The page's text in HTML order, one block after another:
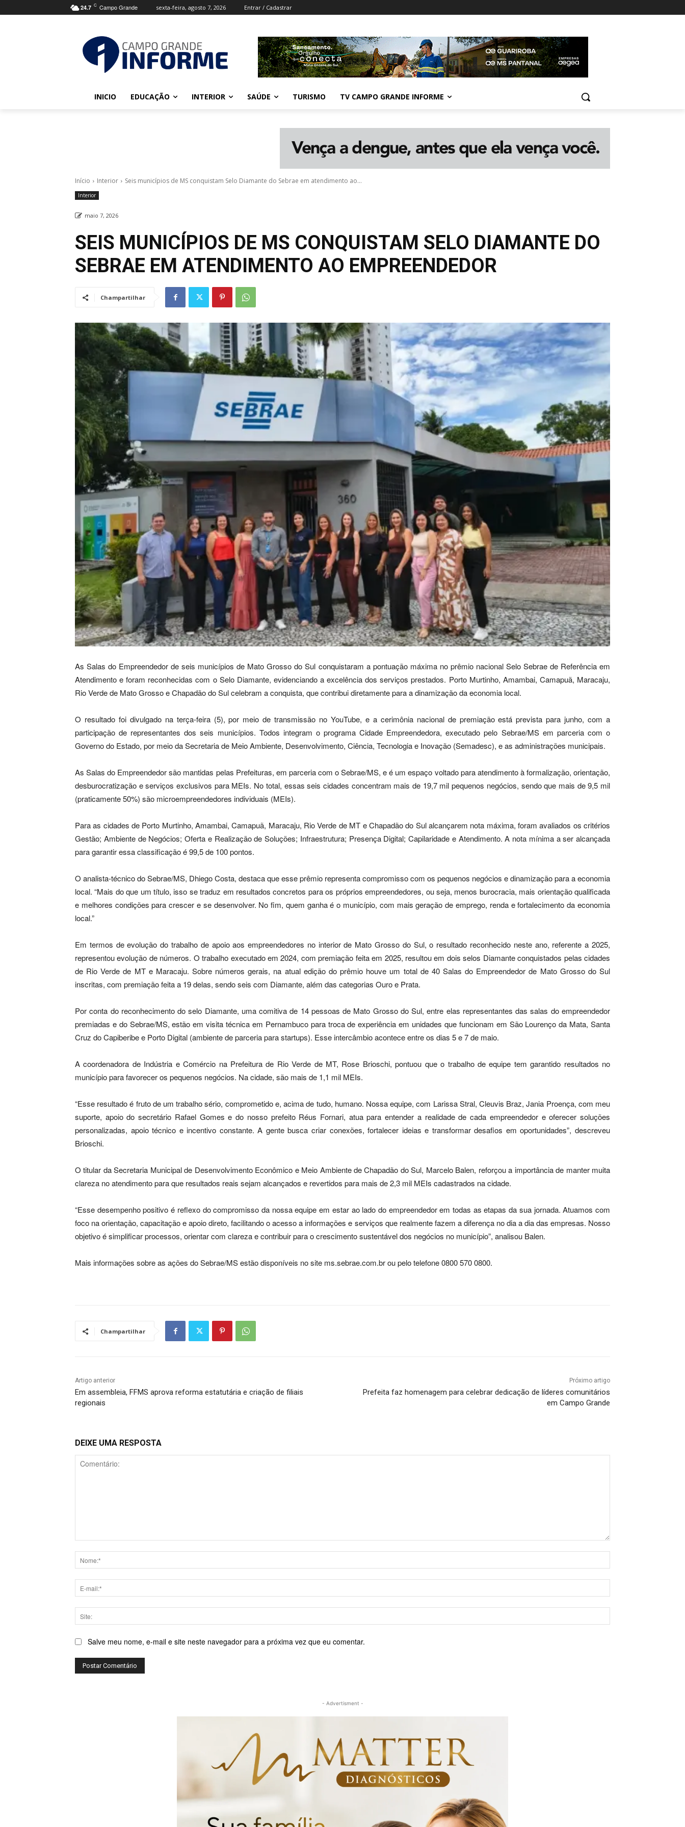
24.7 C Campo Grande sexta-feira, agosto 7, 2026 Entrar / Cadastrar
INICIO EDUCAÇÃO INTERIOR SAÚDE TURISMO TV CAMPO GRANDE INFORME
Início Interior Seis municípios de MS conquistam Selo Diamante do Sebrae em atendimento ao...
Interior
maio 7, 2026
SEIS MUNICÍPIOS DE MS CONQUISTAM SELO DIAMANTE DO
SEBRAE EM ATENDIMENTO AO EMPREENDEDOR
Champartilhar
As Salas do Empreendedor de seis municípios de Mato Grosso do Sul conquistaram a pontuação máxima no prêmio nacional Selo Sebrae de Referência em
Atendimento e foram reconhecidas com o Selo Diamante, evidenciando a excelência dos serviços prestados. Porto Murtinho, Amambai, Camapuã, Maracaju,
Rio Verde de Mato Grosso e Chapadão do Sul celebram a conquista, que contribui diretamente para a dinamização da economia local.
O resultado foi divulgado na terça-feira (5), por meio de transmissão no YouTube, e a cerimônia nacional de premiação está prevista para junho, com a
participação de representantes dos seis municípios. Todos integram o programa Cidade Empreendedora, executado pelo Sebrae/MS em parceria com o
Governo do Estado, por meio da Secretaria de Meio Ambiente, Desenvolvimento, Ciência, Tecnologia e Inovação (Semadesc), e as administrações municipais.
As Salas do Empreendedor são mantidas pelas Prefeituras, em parceria com o Sebrae/MS, e é um espaço voltado para atendimento à formalização, orientação,
desburocratização e serviços exclusivos para MEIs. No total, essas seis cidades concentram mais de 19,7 mil pequenos negócios, sendo que mais de 9,5 mil
(praticamente 50%) são microempreendedores individuais (MEIs).
Para as cidades de Porto Murtinho, Amambai, Camapuã, Maracaju, Rio Verde de MT e Chapadão do Sul alcançarem nota máxima, foram avaliados os critérios
Gestão; Ambiente de Negócios; Oferta e Realização de Soluções; Infraestrutura; Presença Digital; Capilaridade e Atendimento. A nota mínima a ser alcançada
para garantir essa classificação é 99,5 de 100 pontos.
O analista-técnico do Sebrae/MS, Dhiego Costa, destaca que esse prêmio representa compromisso com os pequenos negócios e dinamização para a economia
local. “Mais do que um título, isso se traduz em resultados concretos para os próprios empreendedores, ou seja, menos burocracia, mais orientação qualificada
e melhores condições para crescer e se desenvolver. No fim, quem ganha é o município, com mais geração de emprego, renda e fortalecimento da economia
local.”
Em termos de evolução do trabalho de apoio aos empreendedores no interior de Mato Grosso do Sul, o resultado reconhecido neste ano, referente a 2025,
representou evolução de números. O trabalho executado em 2024, com premiação feita em 2025, resultou em dois selos Diamante conquistados pelas cidades
de Rio Verde de MT e Maracaju. Sobre números gerais, na atual edição do prêmio houve um total de 40 Salas do Empreendedor de Mato Grosso do Sul
inscritas, com premiação feita a 19 delas, sendo seis com Diamante, além das categorias Ouro e Prata.
Por conta do reconhecimento do selo Diamante, uma comitiva de 14 pessoas de Mato Grosso do Sul, entre elas representantes das salas do empreendedor
premiadas e do Sebrae/MS, estão em visita técnica em Pernambuco para troca de experiência em unidades que funcionam em São Lourenço da Mata, Santa
Cruz do Capiberibe e Porto Digital (ambiente de parceria para startups). Esse intercâmbio acontece entre os dias 5 e 7 de maio.
A coordenadora de Indústria e Comércio na Prefeitura de Rio Verde de MT, Rose Brioschi, pontuou que o trabalho de equipe tem garantido resultados no
município para favorecer os pequenos negócios. Na cidade, são mais de 1,1 mil MEIs.
“Esse resultado é fruto de um trabalho sério, comprometido e, acima de tudo, humano. Nossa equipe, com Larissa Stral, Cleuvis Braz, Jania Proença, com meu
suporte, apoio do secretário Rafael Gomes e do nosso prefeito Réus Fornari, atua para entender a realidade de cada empreendedor e oferecer soluções
personalizadas, apoio técnico e incentivo constante. A gente busca criar conexões, fortalecer ideias e transformar desafios em oportunidades”, descreveu
Brioschi.
O titular da Secretaria Municipal de Desenvolvimento Econômico e Meio Ambiente de Chapadão do Sul, Marcelo Balen, reforçou a importância de manter muita
clareza no atendimento para que resultados reais sejam alcançados e revertidos para mais de 2,3 mil MEIs cadastrados na cidade.
“Esse desempenho positivo é reflexo do compromisso da nossa equipe em estar ao lado do empreendedor em todas as etapas da sua jornada. Atuamos com
foco na orientação, capacitação e apoio direto, facilitando o acesso a informações e serviços que realmente fazem a diferença no dia a dia das empresas. Nosso
objetivo é simplificar processos, orientar com clareza e contribuir para o crescimento sustentável dos negócios no município”, analisou Balen.
Mais informações sobre as ações do Sebrae/MS estão disponíveis no site ms.sebrae.com.br ou pelo telefone 0800 570 0800.
Champartilhar
Artigo anterior
Em assembleia, FFMS aprova reforma estatutária e criação de filiais
regionais
Próximo artigo
Prefeita faz homenagem para celebrar dedicação de líderes comunitários
em Campo Grande
DEIXE UMA RESPOSTA
mail:*
Salve meu nome, e-mail e site neste navegador para a próxima vez que eu comentar.
- Advertisment -